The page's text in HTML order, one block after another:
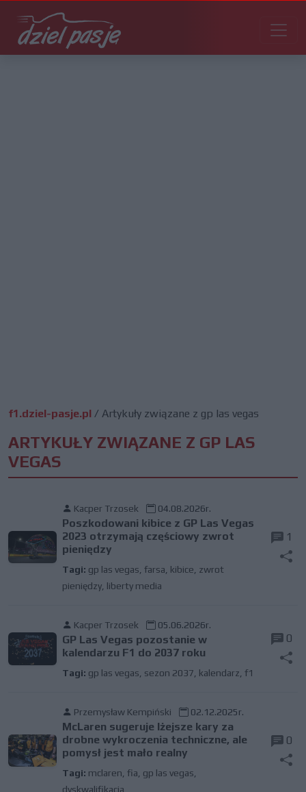
f1.dziel-pasje.pl / Artykuły związane z gp las vegas
ARTYKUŁY ZWIĄZANE Z GP LAS
VEGAS
Kacper Trzosek 04.08.2026r.
Poszkodowani kibice z GP Las Vegas
2023 otrzymają częściowy zwrot
pieniędzy
Tagi: gp las vegas farsa kibice zwrot
pieniędzy, liberty media
1
Kacper Trzosek 05.06.2026r.
GP Las Vegas pozostanie w
kalendarzu F1 do 2037 roku
Tagi: gp las vegas sezon 2037 kalendarz f1
0
Przemysław Kempiński 02.12.2025r.
McLaren sugeruje lżejsze kary za
drobne wykroczenia techniczne, ale
pomysł jest mało realny
Tagi: mclaren fia gp las vegas
dyskwalifikacja
0